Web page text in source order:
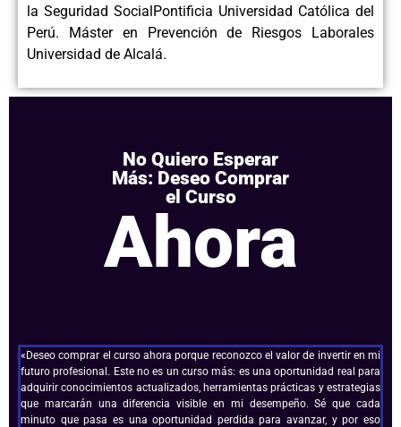
la Seguridad SocialPontificia Universidad Católica del
Perú. Máster en Prevención de Riesgos Laborales
Universidad de Alcalá.
No Quiero Esperar
Más: Deseo Comprar
el Curso
Ahora
«Deseo comprar el curso ahora porque reconozco el valor de invertir en mi
futuro profesional. Este no es un curso más: es una oportunidad real para
adquirir conocimientos actualizados, herramientas prácticas y estrategias
que marcarán una diferencia visible en mi desempeño. Sé que cada
minuto que pasa es una oportunidad perdida para avanzar, y por eso